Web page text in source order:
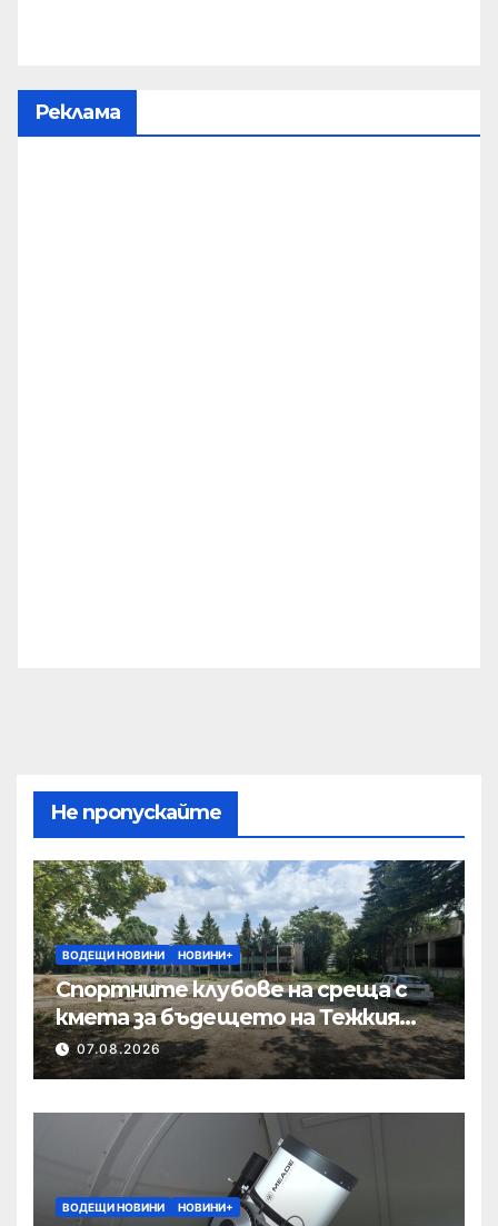
Реклама
Не пропускайте
ВОДЕЩИ НОВИНИ НОВИНИ+
Спортните клубове на среща с
кмета за бъдещето на Тежкия
полк
07.08.2026
ВОДЕЩИ НОВИНИ НОВИНИ+